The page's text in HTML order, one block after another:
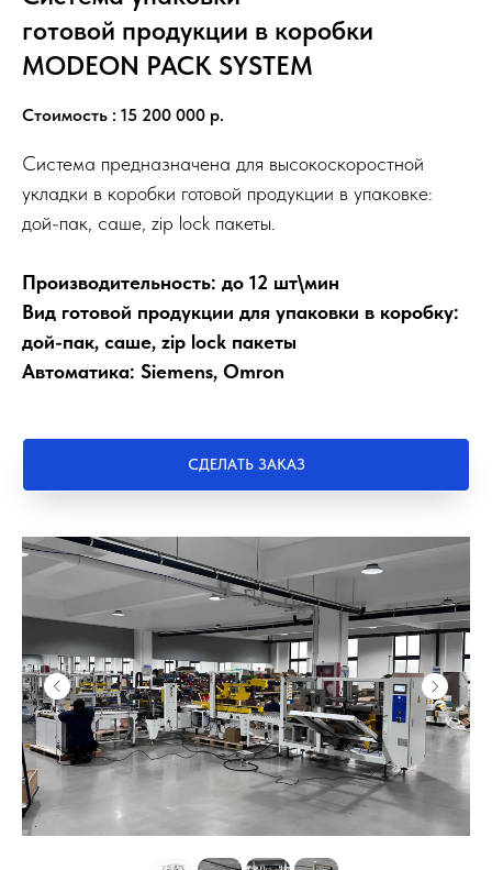
готовой продукции в коробки
MODEON PACK SYSTEM
Стоимость : 15 200 000 р.
Система предназначена для высокоскоростной
укладки в коробки готовой продукции в упаковке:
дой-пак, саше, zip lock пакеты.
Производительность: до 12 шт\мин
Вид готовой продукции для упаковки в коробку:
дой-пак, саше, zip lock пакеты
Автоматика: Siemens, Omron
СДЕЛАТЬ ЗАКАЗ